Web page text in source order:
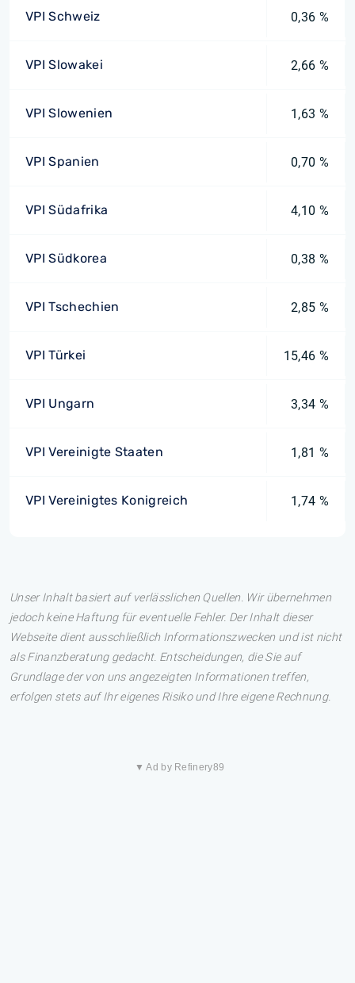
VPI Schweiz 0,36 %
VPI Slowakei 2,66 %
VPI Slowenien 1,63 %
VPI Spanien 0,70 %
VPI Südafrika 4,10 %
VPI Südkorea 0,38 %
VPI Tschechien 2,85 %
VPI Türkei 15,46 %
VPI Ungarn 3,34 %
VPI Vereinigte Staaten 1,81 %
VPI Vereinigtes Konigreich 1,74 %
Unser Inhalt basiert auf verlässlichen Quellen. Wir übernehmen
jedoch keine Haftung für eventuelle Fehler. Der Inhalt dieser
Webseite dient ausschließlich Informationszwecken und ist nicht
als Finanzberatung gedacht. Entscheidungen, die Sie auf
Grundlage der von uns angezeigten Informationen treffen,
erfolgen stets auf Ihr eigenes Risiko und Ihre eigene Rechnung.
▼ Ad by Refinery89